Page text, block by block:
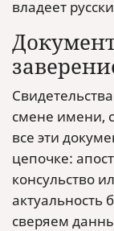
владеет
смене имени,
все эти
цепочке:
консульство
актуальность
сверяем